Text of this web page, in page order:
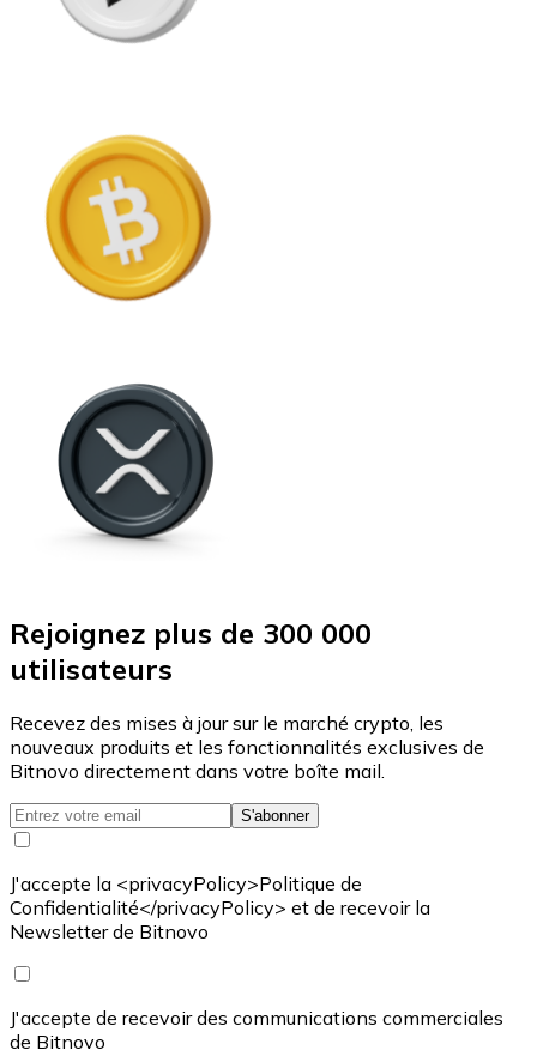
Rejoignez plus de 300 000
utilisateurs
Recevez des mises à jour sur le marché crypto, les
nouveaux produits et les fonctionnalités exclusives de
Bitnovo directement dans votre boîte mail.
S'abonner
J'accepte la <privacyPolicy>Politique de
Confidentialité</privacyPolicy> et de recevoir la
Newsletter de Bitnovo
J'accepte de recevoir des communications commerciales
de Bitnovo